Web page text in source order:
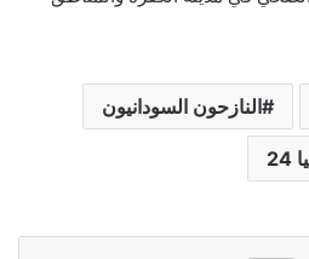
النازحون السودانيون